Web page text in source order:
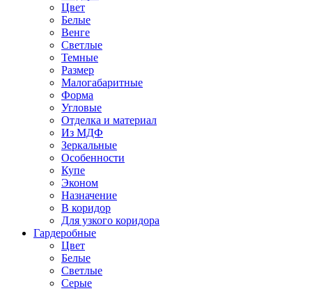
Цвет
Белые
Венге
Светлые
Темные
Размер
Малогабаритные
Форма
Угловые
Отделка и материал
Из МДФ
Зеркальные
Особенности
Купе
Эконом
Назначение
В коридор
Для узкого коридора
Гардеробные
Цвет
Белые
Светлые
Серые